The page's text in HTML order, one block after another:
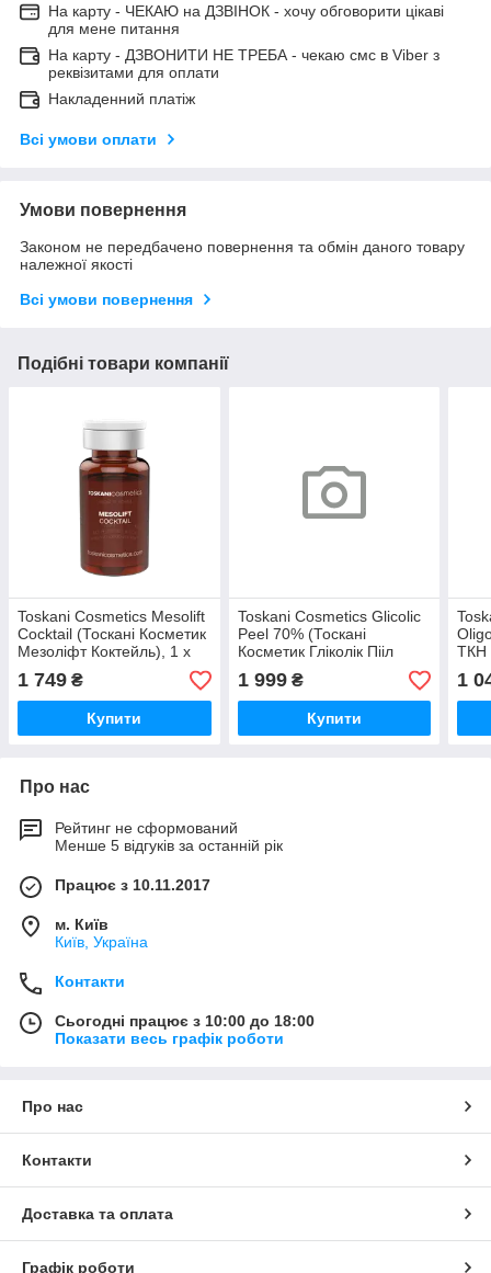
На карту - ЧЕКАЮ на ДЗВІНОК - хочу обговорити цікаві
для мене питання
На карту - ДЗВОНИТИ НЕ ТРЕБА - чекаю смс в Viber з
реквізитами для оплати
Накладенний платіж
Всі умови оплати
Умови повернення
Законом не передбачено повернення та обмін даного товару
належної якості
Всі умови повернення
Подібні товари компанії
Toskani Cosmetics Mesolift
Cocktail (Тоскані Косметик
Мезоліфт Коктейль), 1 x
10 мл
1 749 ₴
Купити
Toskani Cosmetics Glicolic
Peel 70% (Тоскані
Косметик Гліколік Пііл
70%) Гліколевий пілінг
70%, 50 мл
1 999₴
Купити
ТКН
1
Про нас
Рейтинг не сформований
Менше 5 відгуків за останній рік
Працює з 10.11.2017
м. Київ
Київ, Україна
Контакти
Сьогодні працює з 10:00 до 18:00
Показати весь графік роботи
Про нас
Контакти
Доставка та оплата
Графік роботи